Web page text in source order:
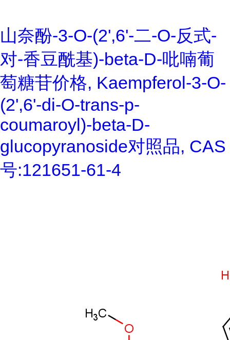
山奈酚-3-O-(2',6'-二-O-反式-
对-香豆酰基)-beta-D-吡喃葡
萄糖苷价格, Kaempferol-3-O-
(2',6'-di-O-trans-p-
coumaroyl)-beta-D-
glucopyranoside对照品, CAS
号:121651-61-4